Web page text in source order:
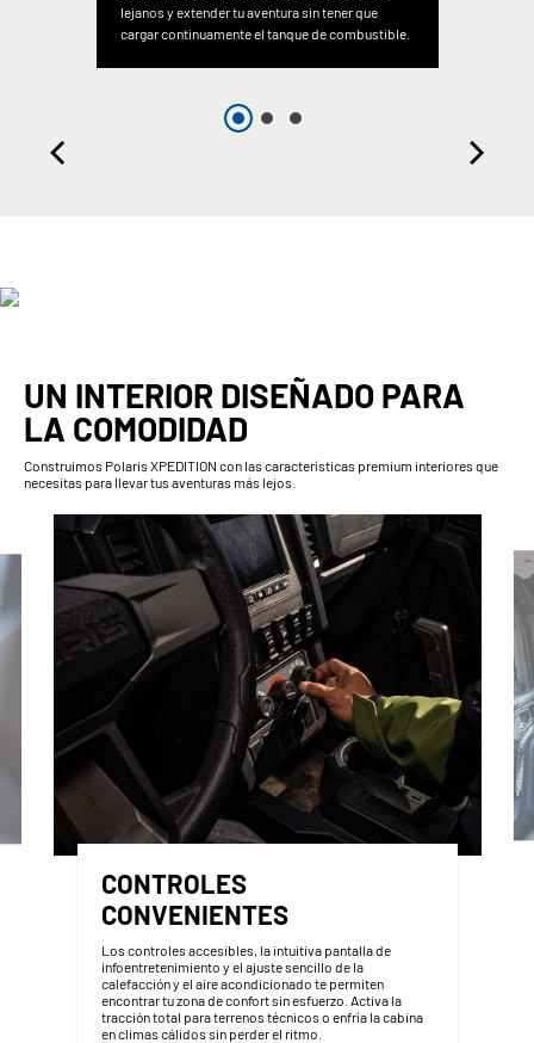
lejanos y extender tu aventura sin tener que
cargar continuamente el tanque de combustible.
UN INTERIOR DISEÑADO PARA
LA COMODIDAD
Construimos Polaris XPEDITION con las características premium interiores que
necesitas para llevar tus aventuras más lejos.
CONTROLES
CONVENIENTES
Los controles accesibles, la intuitiva pantalla de
infoentretenimiento y el ajuste sencillo de la
calefacción y el aire acondicionado te permiten
encontrar tu zona de confort sin esfuerzo. Activa la
tracción total para terrenos técnicos o enfría la cabina
en climas cálidos sin perder el ritmo.